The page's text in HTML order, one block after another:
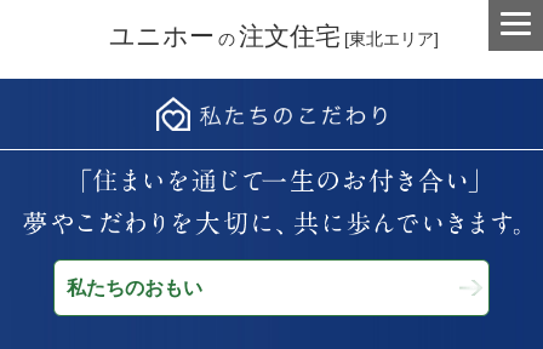
ユニホー の 注文住宅 [東北エリア]
私たちのおもい